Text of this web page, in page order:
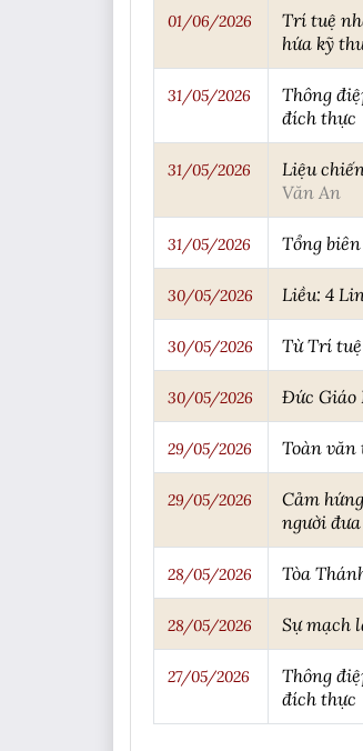
01/06/2026
Trí tuệ
hứa kỹ
31/05/2026
Thông
đích thực
31/05/2026 Liệu
Văn An
31/05/2026 Tổng
30/05/2026 Liều: 4
30/05/2026 Từ Trí
30/05/2026 Đức Giáo
29/05/2026 Toàn
29/05/2026
Cảm
người
28/05/2026 Tòa
28/05/2026 Sự mạch
27/05/2026
Thông
đích thực